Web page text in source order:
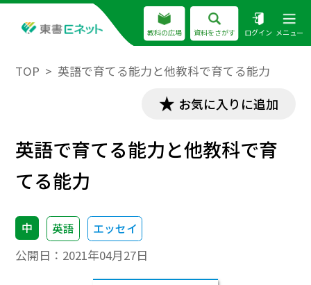
教科の広場 資料をさがす ログイン メニュー
TOP 英語で育てる能力と他教科で育てる能力
お気に入りに追加
英語で育てる能力と他教科で育
てる能力
中 英語 エッセイ
公開日： 2021年04月27日